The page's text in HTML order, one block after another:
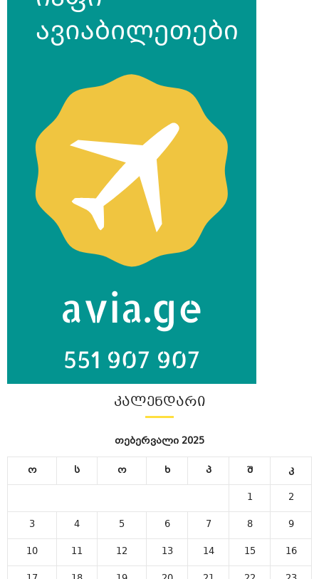
ᲙᲐᲚᲔᲜᲓᲐᲠᲘ
თებერვალი 2025
ო ს ო ხ პ შ
კ
1
2
3
4 5 6 7 8
9
10
11 12 13 14 15
16